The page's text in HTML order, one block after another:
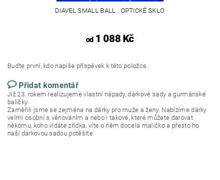
DIAVEL SMALL BALL . OPTICKÉ SKLO
od1 088 Kč
Buďte první, kdo napíše příspěvek k této položce.
Přidat komentář
Již 23. rokem realizujeme vlastní nápady, dárkové sady a gurmánské
balíčky.
Zaměřili jsme se zejména na dárky pro muže a ženy. Nabízíme dárky
velmi osobní s věnováním a nebo i takové, které můžete darovat
někomu, koho vídáte zřídka, víte o něm docela maličko a přesto ho
naší dárkovou sadou potěšíte.